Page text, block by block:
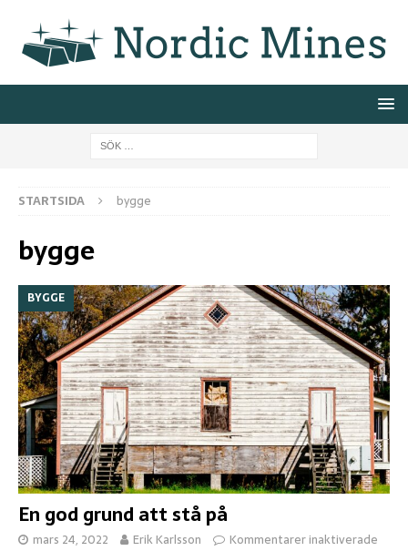
STARTSIDA bygge
bygge
BYGGE
En god grund att stå på
mars 24, 2022 Erik Karlsson Kommentarer inaktiverade